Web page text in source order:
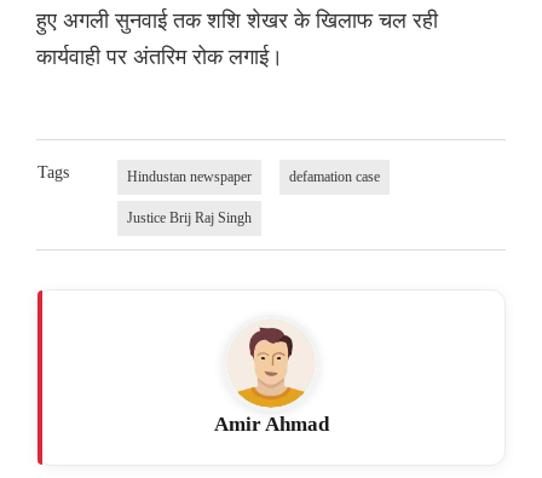
हुए अगली सुनवाई तक शशि शेखर के खिलाफ चल रही
कार्यवाही पर अंतरिम रोक लगाई।
Tags Hindustan newspaper defamation case
Justice Brij Raj Singh
Amir Ahmad